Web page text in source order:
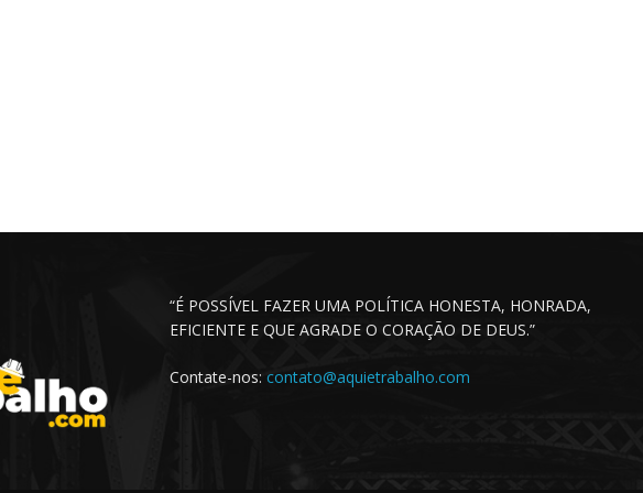
“É POSSÍVEL FAZER UMA POLÍTICA HONESTA, HONRADA,
EFICIENTE E QUE AGRADE O CORAÇÃO DE DEUS.”
Contate-nos: contato@aquietrabalho.com